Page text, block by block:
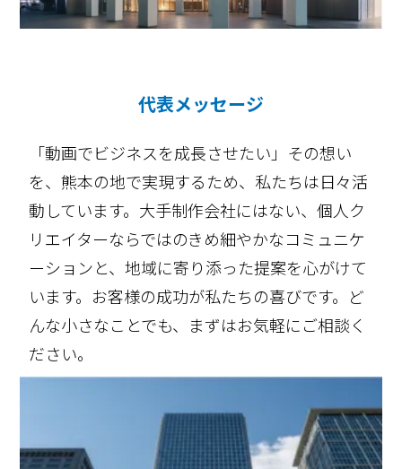
代表メッセージ
「動画でビジネスを成長させたい」その想い
を、熊本の地で実現するため、私たちは日々活
動しています。大手制作会社にはない、個人ク
リエイターならではのきめ細やかなコミュニケ
ーションと、地域に寄り添った提案を心がけて
います。お客様の成功が私たちの喜びです。ど
んな小さなことでも、まずはお気軽にご相談く
ださい。